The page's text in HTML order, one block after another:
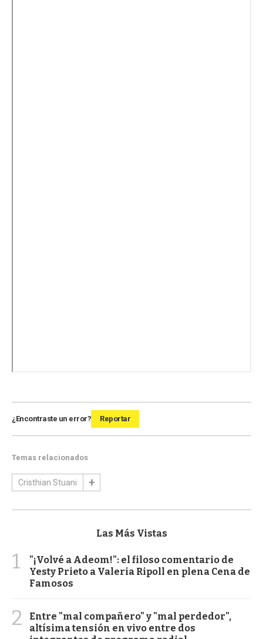
¿Encontraste un error? Reportar
Temas relacionados
Cristhian Stuani
Las Más Vistas
1
"¡Volvé a Adeom!": el filoso comentario de
Yesty Prieto a Valeria Ripoll en plena Cena de
Famosos
2
Entre "mal compañero" y "mal perdedor",
altísima tensión en vivo entre dos